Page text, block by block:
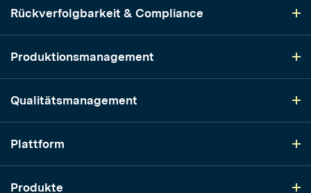
Rückverfolgbarkeit & Compliance
Produktionsmanagement
Qualitätsmanagement
Plattform
Produkte